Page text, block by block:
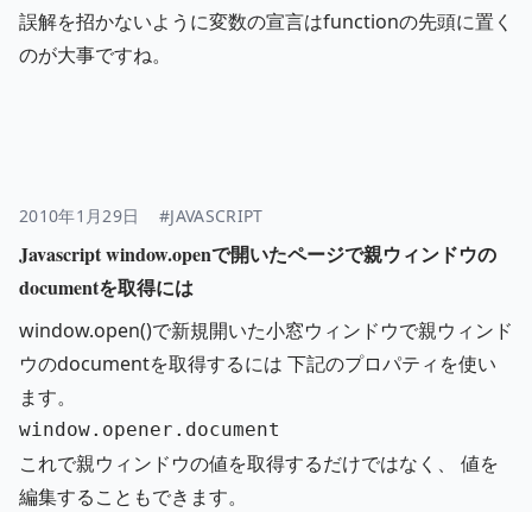
誤解を招かないように変数の宣言はfunctionの先頭に置く
のが大事ですね。
2010年1月29日 #JAVASCRIPT
Javascript window.openで開いたページで親ウィンドウの
documentを取得には
window.open()で新規開いた小窓ウィンドウで親ウィンド
ウのdocumentを取得するには 下記のプロパティを使い
ます。
window. opener . document
これで親ウィンドウの値を取得するだけではなく、 値を
編集することもできます。